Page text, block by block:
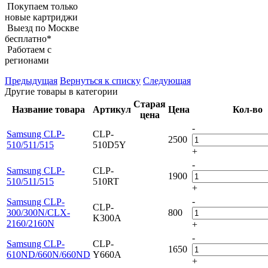
Покупаем только
новые картриджи
Выезд по Москве
бесплатно*
Работаем с
регионами
Предыдущая Вернуться к списку Следующая
Другие товары в категории
Название товара
Артикул
Старая
цена
Цена Кол-во
Samsung CLP-
510/511/515
CLP-
510D5Y
2500
-
+
Samsung CLP-
510/511/515
CLP-
510RT
1900
-
+
Samsung CLP-
300/300N/CLX-
2160/2160N
CLP-
K300A
800
-
+
Samsung CLP-
610ND/660N/660ND
CLP-
Y660A
1650
-
+